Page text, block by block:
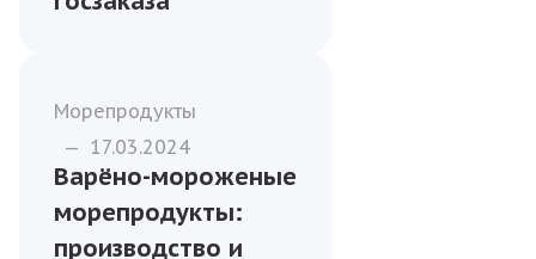
Бизнесу
— 06.01.2026
Как формировать
меню из рыбы и